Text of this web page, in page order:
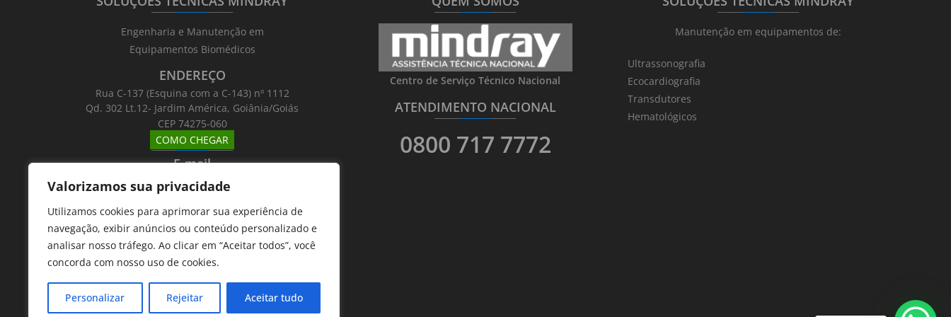
Valorizamos sua privacidade
Utilizamos cookies para aprimorar sua experiência de
navegação, exibir anúncios ou conteúdo personalizado e
analisar nosso tráfego. Ao clicar em “Aceitar todos”, você
concorda com nosso uso de cookies.
Personalizar Rejeitar Aceitar tudo
_______________________
Engenharia e Manutenção em
Equipamentos Biomédicos
ENDEREÇO
Rua C-137 (Esquina com a C-143) nº 1112
Qd. 302 Lt.12- Jardim América, Goiânia/Goiás
CEP 74275-060
COMO CHEGAR
_______________________
E-mail
Email: atntecnologiabrasil@gmail.com
Telefones
_______ ________________
62 9 8610 7777
11 9 7533 5757
_______________________
Centro de Serviço Técnico Nacional
ATENDIMENTO NACIONAL
_______________________
0800 717 7772
_______________________
Manutenção em equipamentos de:
Ultrassonografia
Ecocardiografia
Transdutores
Hematológicos